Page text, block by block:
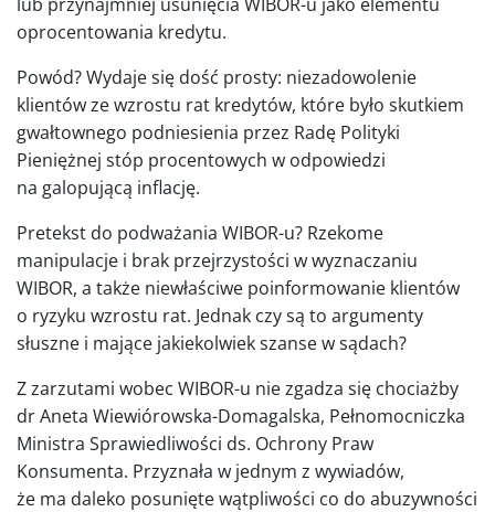
oprocentowania kredytu.
Powód? Wydaje się dość prosty: niezadowolenie
klientów ze wzrostu rat kredytów, które było skutkiem
gwałtownego podniesienia przez Radę Polityki
Pieniężnej stóp procentowych w odpowiedzi
na galopującą inflację.
Pretekst do podważania WIBOR-u? Rzekome
manipulacje i brak przejrzystości w wyznaczaniu
WIBOR, a także niewłaściwe poinformowanie klientów
o ryzyku wzrostu rat. Jednak czy są to argumenty
słuszne i mające jakiekolwiek szanse w sądach?
Z zarzutami wobec WIBOR-u nie zgadza się chociażby
dr Aneta Wiewiórowska-Domagalska, Pełnomocniczka
Ministra Sprawiedliwości ds. Ochrony Praw
Konsumenta. Przyznała w jednym z wywiadów,
że ma daleko posunięte wątpliwości co do abuzywności